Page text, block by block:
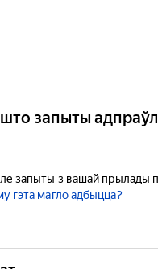
запыты
запыты з вашай прылады
гэта магло адбыцца?